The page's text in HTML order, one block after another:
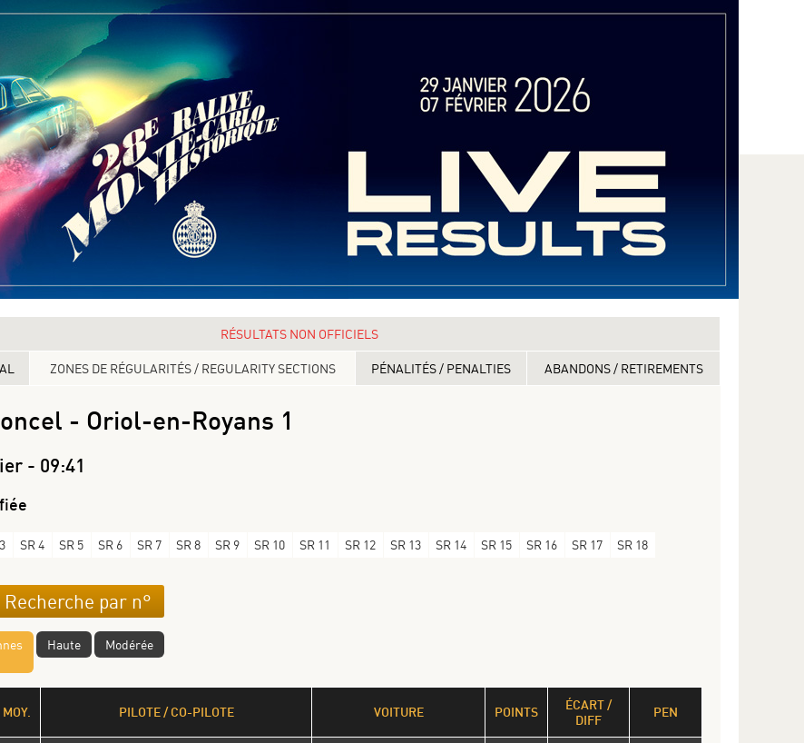
RÉSULTATS NON OFFICIELS
ZONES DE RÉGULARITÉS / REGULARITY SECTIONS PÉNALITÉS / PENALTIES ABANDONS / RETIREMENTS
- Oriol-en-Royans 1
- 09:41
SR 4 SR 5 SR 6 SR 7 SR 8 SR 9 SR 10 SR 11 SR 12 SR 13 SR 14 SR 15 SR 16 SR 17 SR 18
Haute Modérée
MOY. PILOTE / CO-PILOTE VOITURE POINTS
ÉCART /
DIFF
PEN